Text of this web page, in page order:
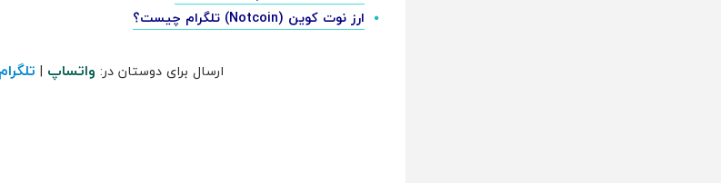
ارز نوت کوین (Notcoin) تلگرام چیست؟
ارسال برای دوستان در: واتساپ | تلگرام